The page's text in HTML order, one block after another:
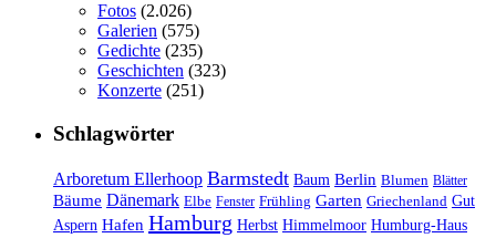
Fotos (2.026)
Galerien (575)
Gedichte (235)
Geschichten (323)
Konzerte (251)
Schlagwörter
Arboretum Ellerhoop Barmstedt Baum Berlin Blumen Blätter
Bäume Dänemark Elbe Fenster Frühling Garten Griechenland Gut
Aspern Hafen Hamburg Herbst Himmelmoor Humburg-Haus